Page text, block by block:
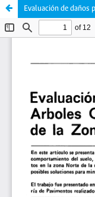
Evaluación de daños